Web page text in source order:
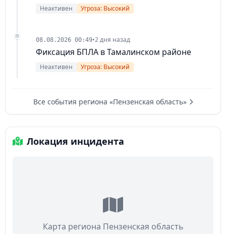
Неактивен Угроза: Высокий
08.08.2026 00:49•2 дня назад
Фиксация БПЛА в Тамалинском районе
Неактивен Угроза: Высокий
Все события региона «Пензенская область»
Локация инцидента
Карта региона Пензенская область